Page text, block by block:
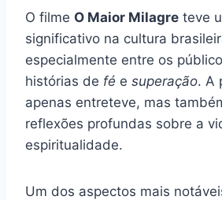
O filme O Maior Milagre teve
significativo na cultura
especialmente entre os
histórias de fé e superação. A
apenas entreteve, mas
reflexões profundas sobre a
espiritualidade.
Um dos aspectos mais